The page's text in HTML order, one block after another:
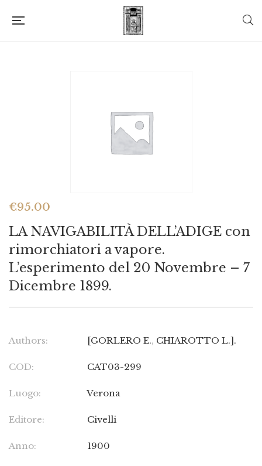
€95.00
LA NAVIGABILITÀ DELL’ADIGE con
rimorchiatori a vapore.
L’esperimento del 20 Novembre – 7
Dicembre 1899.
Authors: [GORLERO E., CHIAROTTO L.].
COD: CAT03-299
Luogo: Verona
Editore: Civelli
Anno: 1900